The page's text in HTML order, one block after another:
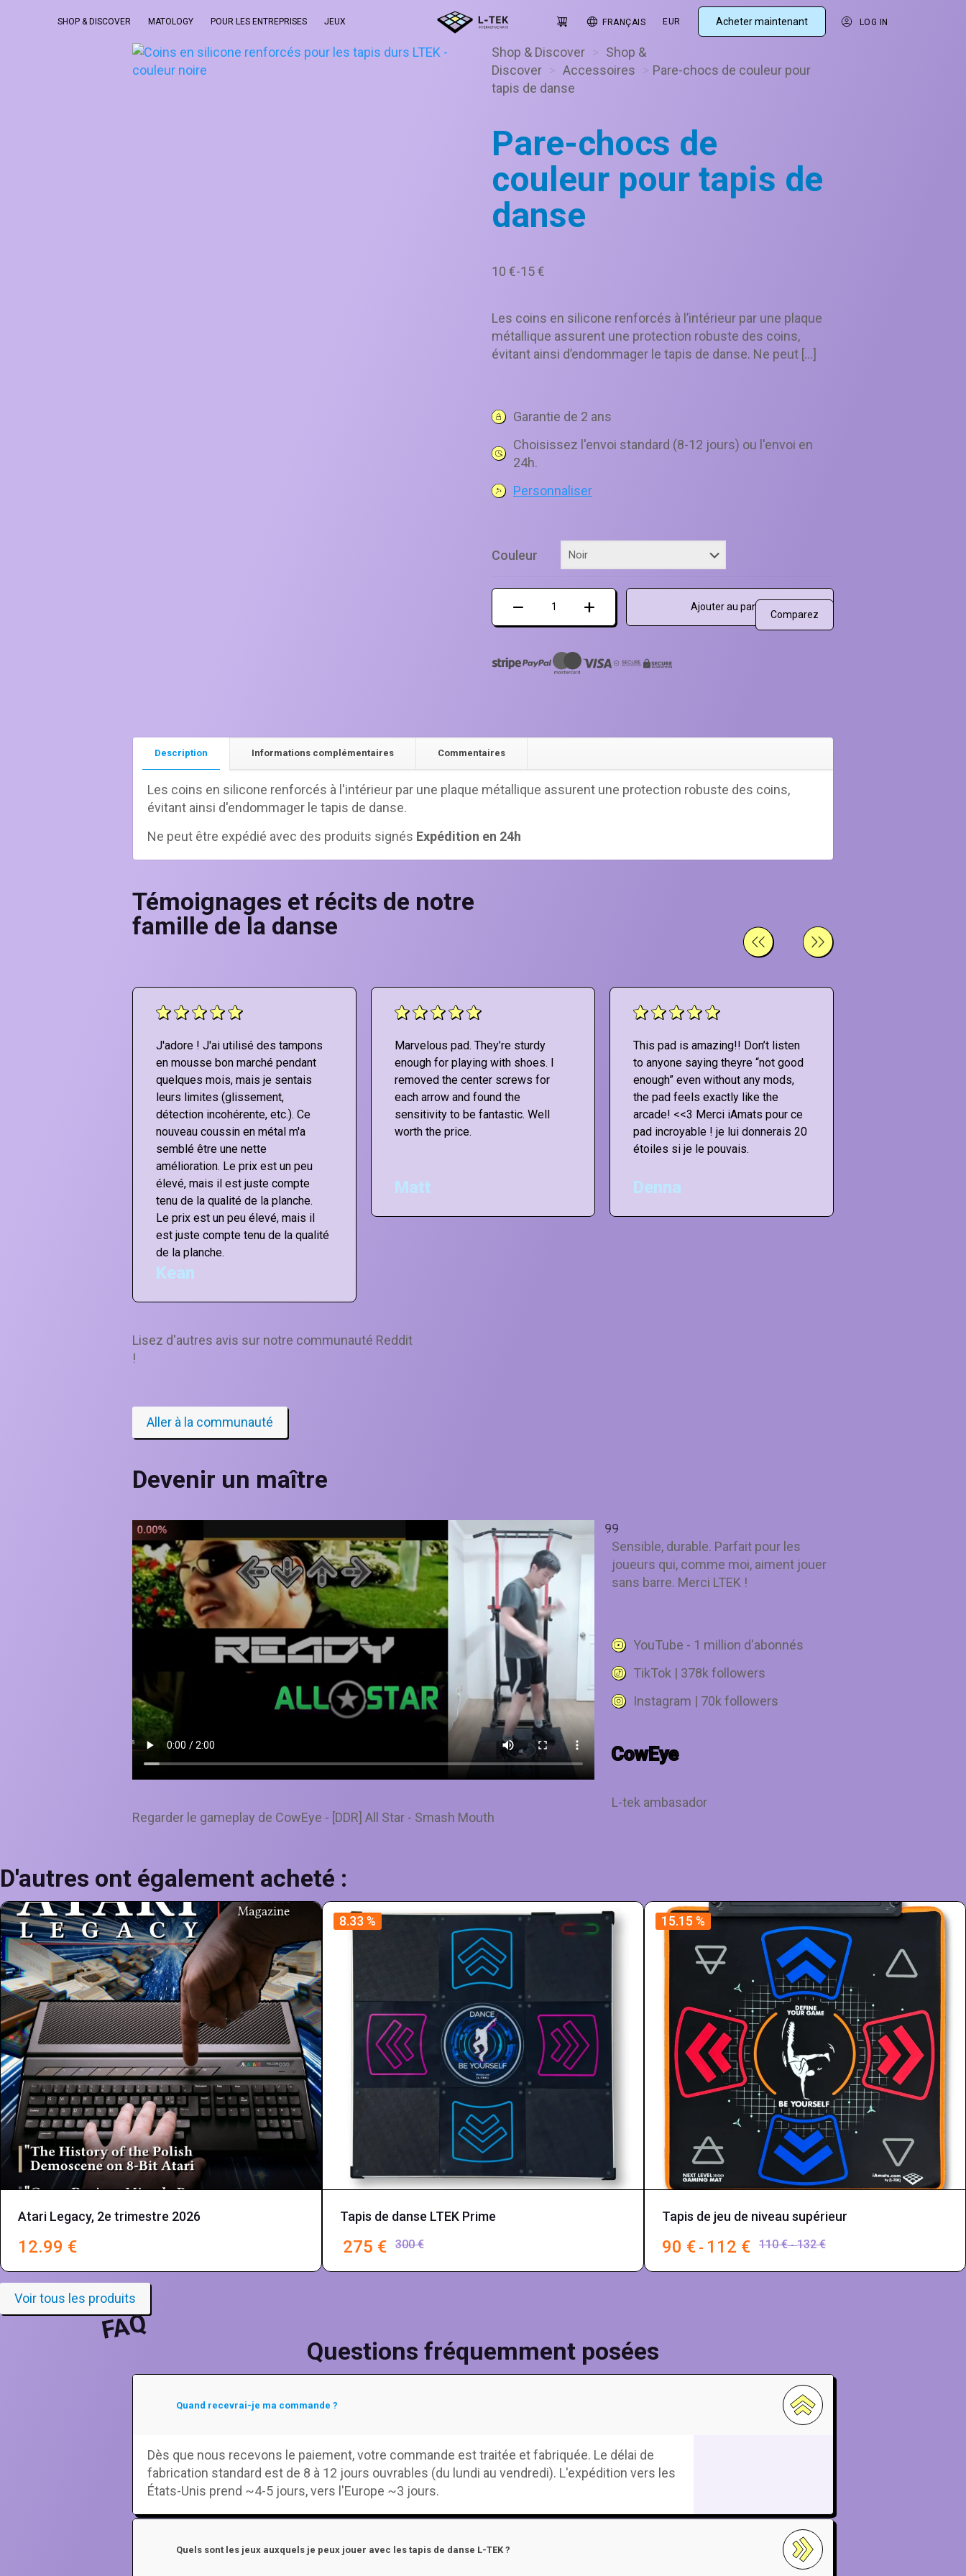
SHOP & DISCOVER MATOLOGY POUR LES ENTREPRISES JEUX FRANÇAIS EUR Acheter maintenant LOG IN
Shop & Discover > Shop &
Discover > Accessoires > Pare-chocs de couleur pour
tapis de danse
Pare-chocs de
couleur pour tapis de
danse
10 €-15€
Plage
10 €
à
15 €
Les coins en silicone renforcés à l’intérieur par une plaque
métallique assurent une protection robuste des coins,
évitant ainsi d’endommager le tapis de danse. Ne peut […]
Garantie de 2 ans
Choisissez l'envoi standard (8-12 jours) ou l'envoi en
24h.
Personnaliser
Couleur
quantité
Pare-
de
de
danse
Ajouter au panier
Comparez
Description Informations complémentaires Commentaires
Les coins en silicone renforcés à l'intérieur par une plaque métallique assurent une protection robuste des coins,
évitant ainsi d'endommager le tapis de danse.
Ne peut être expédié avec des produits signés Expédition en 24h
Témoignages et récits de notre
famille de la danse
J'adore ! J'ai utilisé des tampons
en mousse bon marché pendant
quelques mois, mais je sentais
leurs limites (glissement,
détection incohérente, etc.). Ce
nouveau coussin en métal m'a
semblé être une nette
amélioration. Le prix est un peu
élevé, mais il est juste compte
tenu de la qualité de la planche.
Le prix est un peu élevé, mais il
est juste compte tenu de la qualité
de la planche.
Kean
Marvelous pad. They’re sturdy
enough for playing with shoes. I
removed the center screws for
each arrow and found the
sensitivity to be fantastic. Well
worth the price.
Matt
This pad is amazing!! Don’t listen
to anyone saying theyre “not good
enough” even without any mods,
the pad feels exactly like the
arcade! <<3 Merci iAmats pour ce
pad incroyable ! je lui donnerais 20
étoiles si je le pouvais.
Denna
Lisez d'autres avis sur notre communauté Reddit
!
Aller à la communauté
Devenir un maître
Regarder le gameplay de CowEye - [DDR] All Star - Smash Mouth
Sensible, durable. Parfait pour les
joueurs qui, comme moi, aiment jouer
sans barre. Merci LTEK !
YouTube - 1 million d'abonnés
TikTok | 378k followers
Instagram | 70k followers
CowEye
L-tek ambasador
D'autres ont également acheté :
Atari Legacy, 2e trimestre 2026
12.99 €
8.33 %
Tapis de danse LTEK Prime
300€
275 €
15.15 %
Tapis de jeu de niveau supérieur
110€ - 132€Plage
90 € - 112 €Plage
Voir tous les produits
FAQ
Questions fréquemment posées
Quand recevrai-je ma commande ?
Dès que nous recevons le paiement, votre commande est traitée et fabriquée. Le délai de
fabrication standard est de 8 à 12 jours ouvrables (du lundi au vendredi). L'expédition vers les
États-Unis prend ~4-5 jours, vers l'Europe ~3 jours.
Quels sont les jeux auxquels je peux jouer avec les tapis de danse L-TEK ?